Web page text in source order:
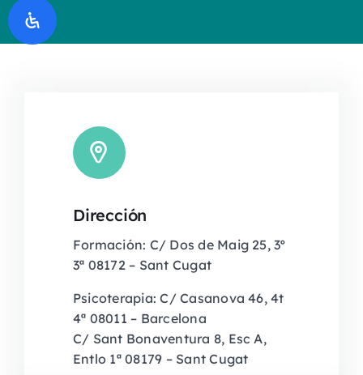
Dirección
Formación: C/ Dos de Maig 25, 3º
3ª 08172 – Sant Cugat
Psicoterapia: C/ Casanova 46, 4t
4ª 08011 – Barcelona
C/ Sant Bonaventura 8, Esc A,
Entlo 1ª 08179 – Sant Cugat